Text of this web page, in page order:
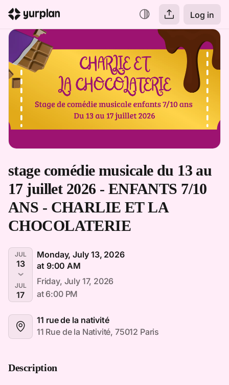
Log in
stage comédie musicale du 13 au
17 juillet 2026 - ENFANTS 7/10
ANS - CHARLIE ET LA
CHOCOLATERIE
JUL
13
JUL
17
Monday, July 13, 2026
at 9:00 AM
Friday, July 17, 2026
at 6:00 PM
11 rue de la nativité
11 Rue de la Nativité, 75012 Paris
Description